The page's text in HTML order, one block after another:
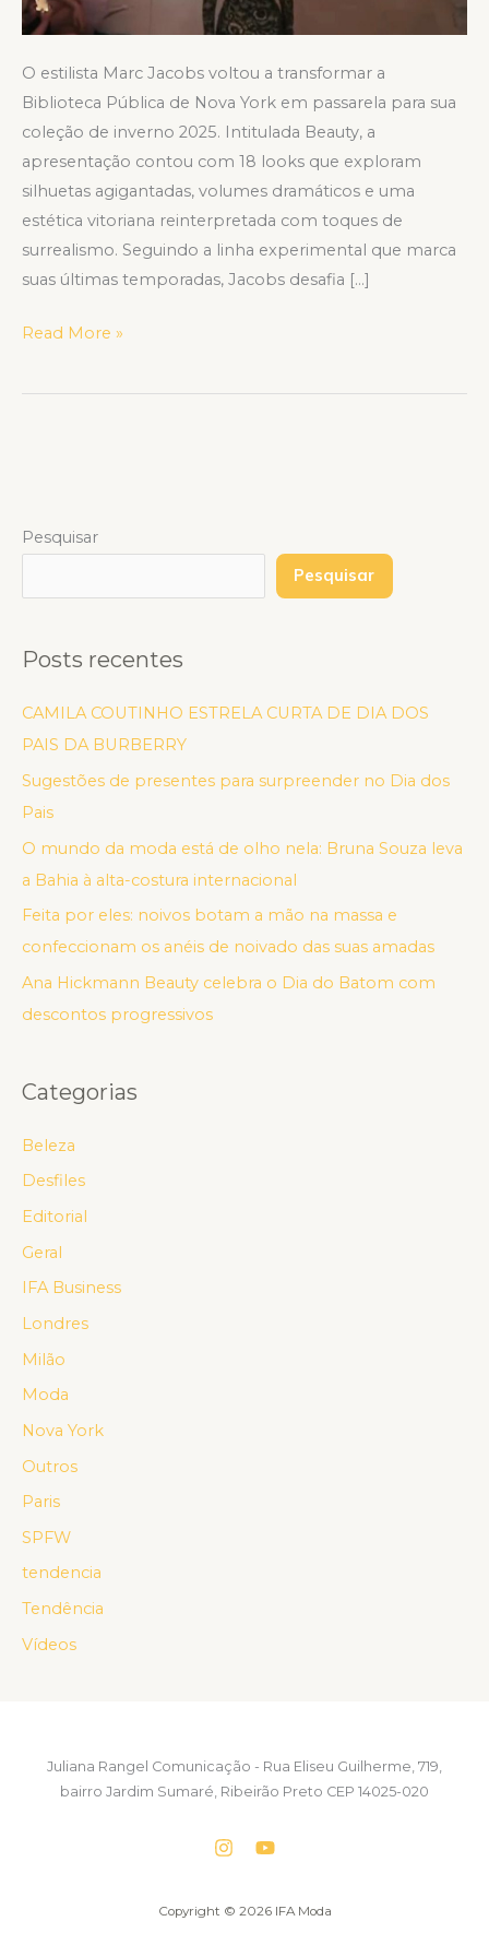
O estilista Marc Jacobs voltou a transformar a
Biblioteca Pública de Nova York em passarela para sua
coleção de inverno 2025. Intitulada Beauty, a
apresentação contou com 18 looks que exploram
silhuetas agigantadas, volumes dramáticos e uma
estética vitoriana reinterpretada com toques de
surrealismo. Seguindo a linha experimental que marca
suas últimas temporadas, Jacobs desafia […]
vitoriana
Read More »
Pesquisar
Pesquisar
Posts recentes
CAMILA COUTINHO ESTRELA CURTA DE DIA DOS
PAIS DA BURBERRY
Sugestões de presentes para surpreender no Dia dos
Pais
O mundo da moda está de olho nela: Bruna Souza leva
a Bahia à alta-costura internacional
Feita por eles: noivos botam a mão na massa e
confeccionam os anéis de noivado das suas amadas
Ana Hickmann Beauty celebra o Dia do Batom com
descontos progressivos
Categorias
Beleza
Desfiles
Editorial
Geral
IFA Business
Londres
Milão
Moda
Nova York
Outros
Paris
SPFW
tendencia
Tendência
Vídeos
Juliana Rangel Comunicação - Rua Eliseu Guilherme, 719,
bairro Jardim Sumaré, Ribeirão Preto CEP 14025-020
Copyright © 2026 IFA Moda